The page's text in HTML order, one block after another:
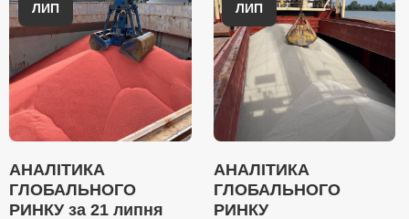
ЛИП
АНАЛІТИКА
ГЛОБАЛЬНОГО
РИНКУ за 21 липня
ЛИП
АНАЛІТИКА
ГЛОБАЛЬНОГО
РИНКУ